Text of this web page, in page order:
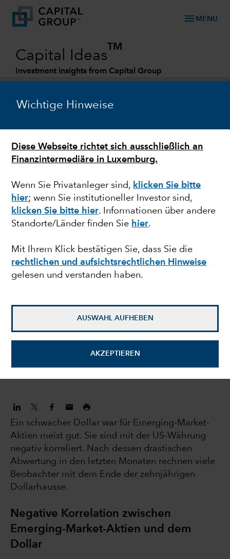
Wichtige Hinweise
Diese Webseite richtet sich ausschließlich an
Finanzintermediäre in Luxemburg.
Wenn Sie Privatanleger sind, klicken Sie bitte
hier; wenn Sie institutioneller Investor sind,
klicken Sie bitte hier. Informationen über andere
Standorte/Länder finden Sie hier.
Mit Ihrem Klick bestätigen Sie, dass Sie die
rechtlichen und aufsichtsrechtlichen Hinweise
gelesen und verstanden haben.
AUSWAHL AUFHEBEN
AKZEPTIEREN
menu MENU
Capital Ideas
TM
Investment insights from Capital Group
EMERGING MARKETS
Ein schwacher Dollar –
und ein gutes Jahrzehnt
für die Emerging
Investmentdirektorin
Ein schwacher Dollar war für Emerging-Market-
Aktien meist gut. Sie sind mit der US-Währung
negativ korreliert. Nach dessen drastischen
Abwertung in den letzten Monaten rechnen viele
Beobachter mit dem Ende der zehnjährigen
Dollarhausse.
Negative Korrelation zwischen
Emerging-Market-Aktien und dem
Dollar